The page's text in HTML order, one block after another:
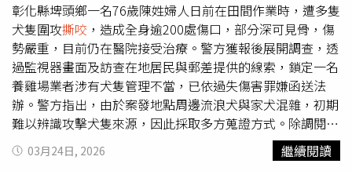
彰化縣埤頭鄉一名76歲陳姓婦人日前在田間作業時，遭多隻
犬隻圍攻撕咬 ，造成全身逾200處傷口，部分深可見骨，傷
勢嚴重，目前仍在醫院接受治療。警方獲報後展開調查，透
過監視器畫面及訪查在地居民與郵差提供的線索，鎖定一名
養雞場業者涉有犬隻管理不當，已依過失傷害罪嫌函送法
辦。警方指出，由於案發地點周邊流浪犬與家犬混雜，初期
難以辨識攻擊犬隻來源，因此採取多方蒐證方式。除調閱路
口監視器外，也訪談熟悉當地環境的郵差，藉由其長期觀察
犬隻習性與活動範圍，協助區分具攻擊性的犬隻，逐步縮小
03月24日, 2026 繼續閱讀